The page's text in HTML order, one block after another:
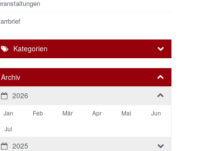
Kategorien
Archiv
2026
Jan Feb Mär Apr Mai
Jun
Jul
2025